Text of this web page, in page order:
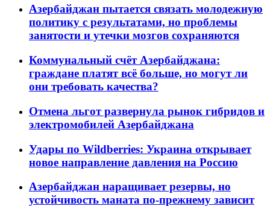
Азербайджан пытается связать молодежную
политику с результатами, но проблемы
занятости и утечки мозгов сохраняются
Коммунальный счёт Азербайджана:
граждане платят всё больше, но могут ли
они требовать качества?
Отмена льгот развернула рынок гибридов и
электромобилей Азербайджана
Удары по Wildberries: Украина открывает
новое направление давления на Россию
Азербайджан наращивает резервы, но
устойчивость маната по-прежнему зависит